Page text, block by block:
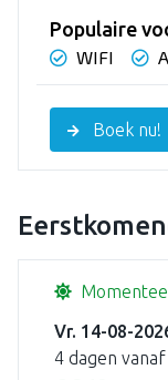
Populaire
WIFI
Boek nu!
Vr. 14-08-
4 dagen vanaf